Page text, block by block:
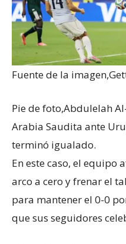
Fuente de la imagen,
Pie de foto,Abdulelah
Arabia Saudita ante
terminó igualado.
En este caso, el equipo
arco a cero y frenar el
para mantener el 0-0
que sus seguidores